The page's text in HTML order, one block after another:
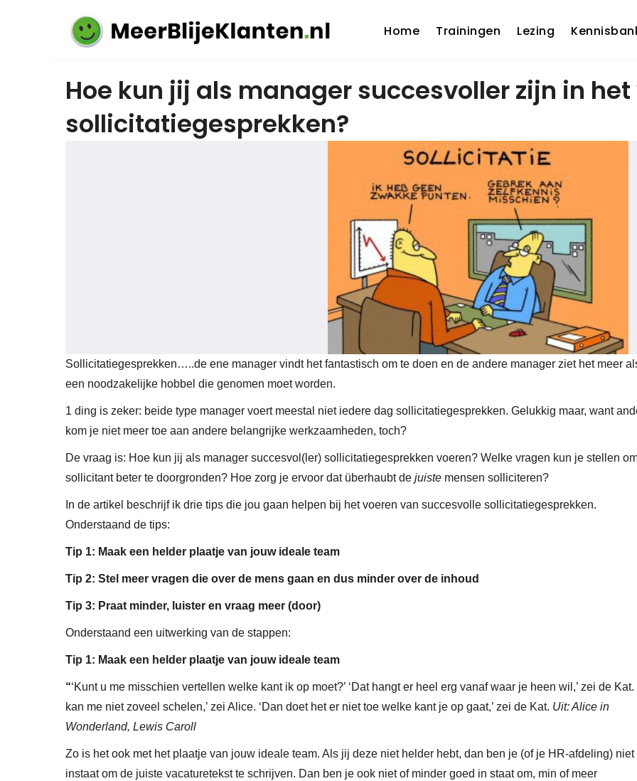
Home Trainingen Lezing
Hoe kun jij als manager succesvoller zijn in
sollicitatiegesprekken?
Sollicitatiegesprekken…..de ene manager vindt het fantastisch om te doen en de andere manager ziet het meer
een noodzakelijke hobbel die genomen moet worden.
1 ding is zeker: beide type manager voert meestal niet iedere dag sollicitatiegesprekken. Gelukkig maar, want
kom je niet meer toe aan andere belangrijke werkzaamheden, toch?
De vraag is: Hoe kun jij als manager succesvol(ler) sollicitatiegesprekken voeren? Welke vragen kun je stellen
sollicitant beter te doorgronden? Hoe zorg je ervoor dat überhaubt de juiste mensen solliciteren?
In de artikel beschrijf ik drie tips die jou gaan helpen bij het voeren van succesvolle sollicitatiegesprekken.
Onderstaand de tips:
Tip 1: Maak een helder plaatje van jouw ideale team
Tip 2: Stel meer vragen die over de mens gaan en dus minder over de inhoud
Tip 3: Praat minder, luister en vraag meer (door)
Onderstaand een uitwerking van de stappen:
Tip 1: Maak een helder plaatje van jouw ideale team
“‘Kunt u me misschien vertellen welke kant ik op moet?’ ‘Dat hangt er heel erg vanaf waar je heen wil,’ zei de Kat.
kan me niet zoveel schelen,’ zei Alice. ‘Dan doet het er niet toe welke kant je op gaat,’ zei de Kat. Uit: Alice in
Wonderland, Lewis Caroll
Zo is het ook met het plaatje van jouw ideale team. Als jij deze niet helder hebt, dan ben je (of je HR-afdeling) niet
instaat om de juiste vacaturetekst te schrijven. Dan ben je ook niet of minder goed in staat om, min of meer